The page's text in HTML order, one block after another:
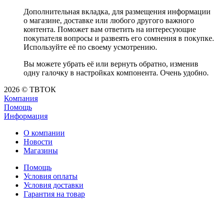
Дополнительная вкладка, для размещения информации
о магазине, доставке или любого другого важного
контента. Поможет вам ответить на интересующие
покупателя вопросы и развеять его сомнения в покупке.
Используйте её по своему усмотрению.
Вы можете убрать её или вернуть обратно, изменив
одну галочку в настройках компонента. Очень удобно.
2026 © ТВТОК
Компания
Помощь
Информация
О компании
Новости
Магазины
Помощь
Условия оплаты
Условия доставки
Гарантия на товар